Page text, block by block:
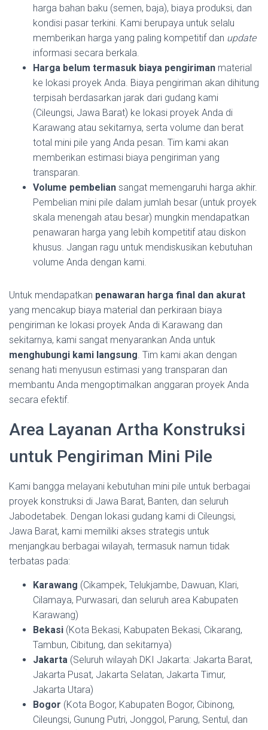
harga bahan baku (semen, baja), biaya produksi, dan
kondisi pasar terkini. Kami berupaya untuk selalu
memberikan harga yang paling kompetitif dan update
informasi secara berkala.
Harga belum termasuk biaya pengiriman material
ke lokasi proyek Anda. Biaya pengiriman akan dihitung
terpisah berdasarkan jarak dari gudang kami
(Cileungsi, Jawa Barat) ke lokasi proyek Anda di
Karawang atau sekitarnya, serta volume dan berat
total mini pile yang Anda pesan. Tim kami akan
memberikan estimasi biaya pengiriman yang
transparan.
Volume pembelian sangat memengaruhi harga akhir.
Pembelian mini pile dalam jumlah besar (untuk proyek
skala menengah atau besar) mungkin mendapatkan
penawaran harga yang lebih kompetitif atau diskon
khusus. Jangan ragu untuk mendiskusikan kebutuhan
volume Anda dengan kami.
Untuk mendapatkan penawaran harga final dan akurat
yang mencakup biaya material dan perkiraan biaya
pengiriman ke lokasi proyek Anda di Karawang dan
sekitarnya, kami sangat menyarankan Anda untuk
menghubungi kami langsung. Tim kami akan dengan
senang hati menyusun estimasi yang transparan dan
membantu Anda mengoptimalkan anggaran proyek Anda
secara efektif.
Area Layanan Artha Konstruksi
untuk Pengiriman Mini Pile
Kami bangga melayani kebutuhan mini pile untuk berbagai
proyek konstruksi di Jawa Barat, Banten, dan seluruh
Jabodetabek. Dengan lokasi gudang kami di Cileungsi,
Jawa Barat, kami memiliki akses strategis untuk
menjangkau berbagai wilayah, termasuk namun tidak
terbatas pada:
Karawang (Cikampek, Telukjambe, Dawuan, Klari,
Cilamaya, Purwasari, dan seluruh area Kabupaten
Karawang)
Bekasi (Kota Bekasi, Kabupaten Bekasi, Cikarang,
Tambun, Cibitung, dan sekitarnya)
Jakarta (Seluruh wilayah DKI Jakarta: Jakarta Barat,
Jakarta Pusat, Jakarta Selatan, Jakarta Timur,
Jakarta Utara)
Bogor (Kota Bogor, Kabupaten Bogor, Cibinong,
Cileungsi, Gunung Putri, Jonggol, Parung, Sentul, dan